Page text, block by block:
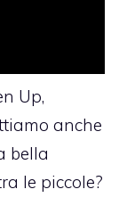
Up,
anche
bella
le piccole?